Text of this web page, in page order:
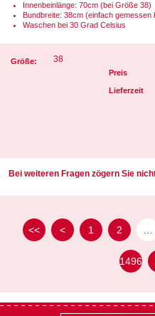
Innenbeinlänge: 70cm (bei Größe 38)
Bundbreite: 38cm (einfach gemessen
Waschen bei 30 Grad Celsius
Größe: 38
Preis
Lieferzeit
Bei weiteren Fragen zögern Sie
<< < 1 2
1496